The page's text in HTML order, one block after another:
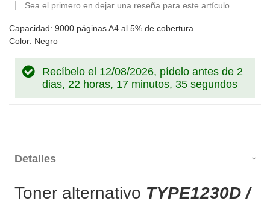
Sea el primero en dejar una reseña para este artículo
Capacidad: 9000 páginas A4 al 5% de cobertura.
Color: Negro
Recíbelo el 12/08/2026, pídelo antes de 2
dias, 22 horas, 17 minutos, 34 segundos
Detalles
Toner alternativo TYPE1230D /